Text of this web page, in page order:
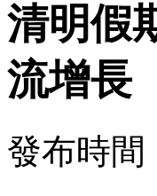
清明假
流增長
發布時間